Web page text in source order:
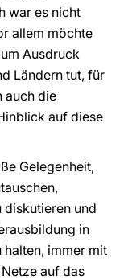
war es nicht
allem möchte
Ausdruck
Ländern tut, für
auch die
auf diese
Gelegenheit,
diskutieren und
in
immer mit
auf das